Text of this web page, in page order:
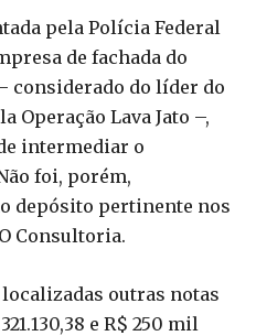
pela Polícia Federal
de fachada do
considerado do líder do
Operação Lava Jato –,
intermediar o
foi, porém,
depósito pertinente nos
Consultoria.
outras notas
e R$ 250 mil